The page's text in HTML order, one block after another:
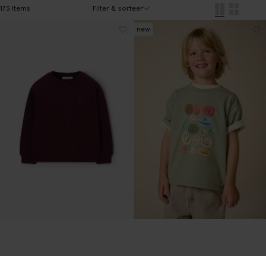
173 Items Filter & sorteer
new